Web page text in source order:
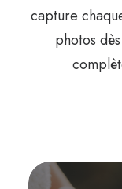
capture
photos